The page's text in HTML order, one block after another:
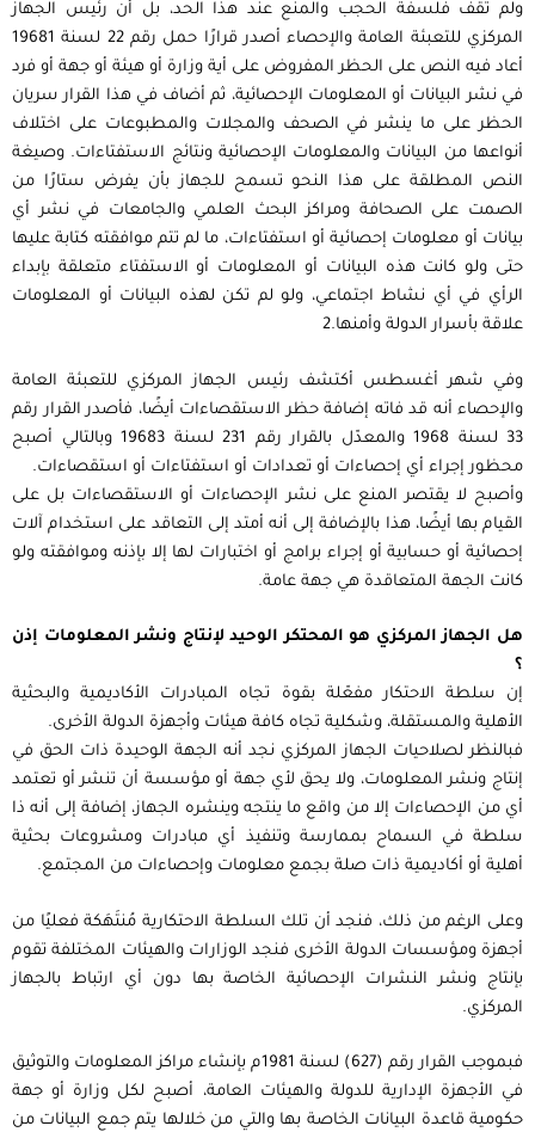
ولم تقف فلسفة الحجب والمنع عند هذا الحد، بل أن رئيس الجهاز
المركزي للتعبئة العامة والإحصاء أصدر قرارًا حمل رقم 22 لسنة 19681
أعاد فيه النص على الحظر المفروض على أية وزارة أو هيئة أو جهة أو فرد
في نشر البيانات أو المعلومات الإحصائية، ثم أضاف في هذا القرار سريان
الحظر على ما ينشر في الصحف والمجلات والمطبوعات على اختلاف
أنواعها من البيانات والمعلومات الإحصائية ونتائج الاستفتاءات. وصيغة
النص المطلقة على هذا النحو تسمح للجهاز بأن يفرض ستارًا من
الصمت على الصحافة ومراكز البحث العلمي والجامعات في نشر أي
بيانات أو معلومات إحصائية أو استفتاءات، ما لم تتم موافقته كتابة عليها
حتى ولو كانت هذه البيانات أو المعلومات أو الاستفتاء متعلقة بإبداء
الرأي في أي نشاط اجتماعي، ولو لم تكن لهذه البيانات أو المعلومات
علاقة بأسرار الدولة وأمنها.2
وفي شهر أغسطس أكتشف رئيس الجهاز المركزي للتعبئة العامة
والإحصاء أنه قد فاته إضافة حظر الاستقصاءات أيضًا، فأصدر القرار رقم
33 لسنة 1968 والمعدّل بالقرار رقم 231 لسنة 19683 وبالتالي أصبح
محظور إجراء أي إحصاءات أو تعدادات أو استفتاءات أو استقصاءات.
وأصبح لا يقتصر المنع على نشر الإحصاءات أو الاستقصاءات بل على
القيام بها أيضًا، هذا بالإضافة إلى أنه أمتد إلى التعاقد على استخدام آلات
إحصائية أو حسابية أو إجراء برامج أو اختبارات لها إلا بإذنه وموافقته ولو
كانت الجهة المتعاقدة هي جهة عامة.
هل الجهاز المركزي هو المحتكر الوحيد لإنتاج ونشر المعلومات إذن
؟
إن سلطة الاحتكار مفعّلة بقوة تجاه المبادرات الأكاديمية والبحثية
الأهلية والمستقلة، وشكلية تجاه كافة هيئات وأجهزة الدولة الأخرى.
فبالنظر لصلاحيات الجهاز المركزي نجد أنه الجهة الوحيدة ذات الحق في
إنتاج ونشر المعلومات، ولا يحق لأي جهة أو مؤسسة أن تنشر أو تعتمد
أي من الإحصاءات إلا من واقع ما ينتجه وينشره الجهاز، إضافة إلى أنه ذا
سلطة في السماح بممارسة وتنفيذ أي مبادرات ومشروعات بحثية
أهلية أو أكاديمية ذات صلة بجمع معلومات وإحصاءات من المجتمع.
وعلى الرغم من ذلك، فنجد أن تلك السلطة الاحتكارية مُنتَهَكة فعليًا من
أجهزة ومؤسسات الدولة الأخرى فنجد الوزارات والهيئات المختلفة تقوم
بإنتاج ونشر النشرات الإحصائية الخاصة بها دون أي ارتباط بالجهاز
المركزي.
فبموجب القرار رقم (627) لسنة 1981م بإنشاء مراكز المعلومات والتوثيق
في الأجهزة الإدارية للدولة والهيئات العامة، أصبح لكل وزارة أو جهة
حكومية قاعدة البيانات الخاصة بها والتي من خلالها يتم جمع البيانات من